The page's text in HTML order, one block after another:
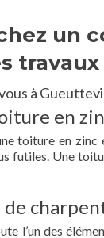
un
travaux
à
en
toiture en
futiles. Une
l’un des